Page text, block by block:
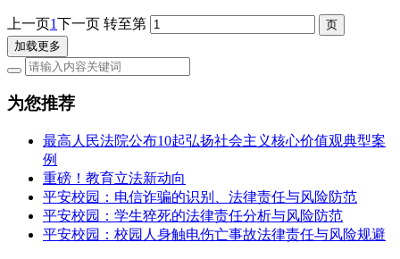
上一页1下一页 转至第
加载更多
为您推荐
最高人民法院公布10起弘扬社会主义核心价值观典型案
例
重磅！教育立法新动向
平安校园：电信诈骗的识别、法律责任与风险防范
平安校园：学生猝死的法律责任分析与风险防范
平安校园：校园人身触电伤亡事故法律责任与风险规避